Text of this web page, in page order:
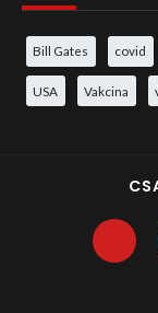
Bill Gates covid
USA Vakcina